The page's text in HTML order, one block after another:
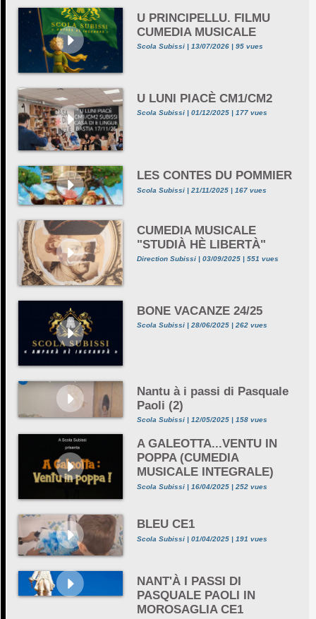
U PRINCIPELLU. FILMU
CUMEDIA MUSICALE
Scola Subissi | 13/07/2026 | 95 vues
U LUNI PIACÈ CM1/CM2
Scola Subissi | 01/12/2025 | 177 vues
LES CONTES DU POMMIER
Scola Subissi | 21/11/2025 | 167 vues
CUMEDIA MUSICALE
"STUDIÀ HÈ LIBERTÀ"
Direction Subissi | 03/09/2025 | 551 vues
BONE VACANZE 24/25
Scola Subissi | 28/06/2025 | 262 vues
Nantu à i passi di Pasquale
Paoli (2)
Scola Subissi | 12/05/2025 | 158 vues
A GALEOTTA...VENTU IN
POPPA (CUMEDIA
MUSICALE INTEGRALE)
Scola Subissi | 16/04/2025 | 252 vues
BLEU CE1
Scola Subissi | 01/04/2025 | 191 vues
NANT'À I PASSI DI
PASQUALE PAOLI IN
MOROSAGLIA CE1